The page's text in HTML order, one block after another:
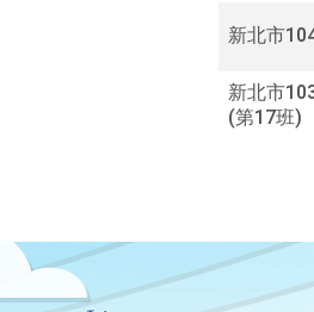
新北市
新北市
(第17班)